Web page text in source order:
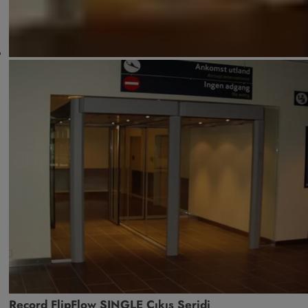
Record FlipFlow SINGLE Çıkış Şeridi